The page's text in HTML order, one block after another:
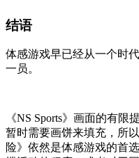
结语
体感游戏早已经从一个时
一员。
《NS Sports》画面的有
暂时需要画饼来填充，所
险》依然是体感游戏的首